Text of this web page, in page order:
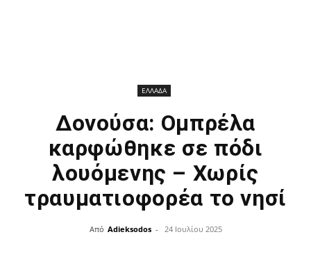
ΕΛΛΑΔΑ
Δονούσα: Ομπρέλα
καρφώθηκε σε πόδι
λουόμενης – Χωρίς
τραυματιοφορέα το νησί
Από Adieksodos - 24 Ιουλίου 2025